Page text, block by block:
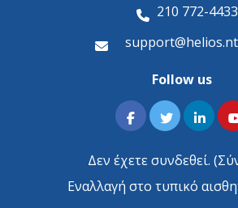
210 772-4433
Follow us
Δεν έχετε συνδεθεί. (
Εναλλαγή στο τυπικό